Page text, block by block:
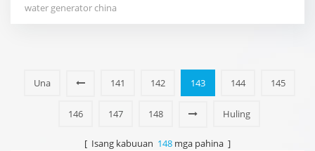
larangan, ...
water generator china
Una 141 142 143 144 145
146 147 148 Huling
[ Isang kabuuan 148 mga pahina ]